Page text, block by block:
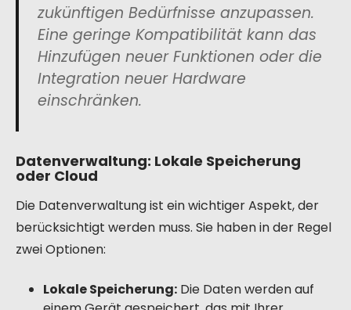
zukünftigen Bedürfnisse anzupassen.
Eine geringe Kompatibilität kann das
Hinzufügen neuer Funktionen oder die
Integration neuer Hardware
einschränken.
Datenverwaltung: Lokale Speicherung
oder Cloud
Die Datenverwaltung ist ein wichtiger Aspekt, der
berücksichtigt werden muss. Sie haben in der Regel
zwei Optionen:
Lokale Speicherung: Die Daten werden auf